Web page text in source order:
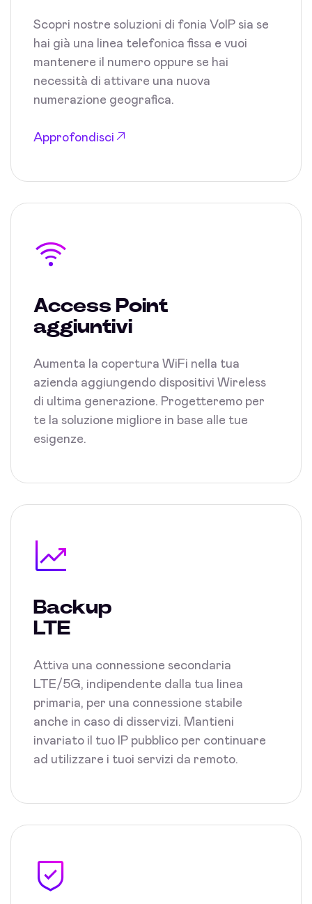
Scopri nostre soluzioni di fonia VoIP sia se
hai già una linea telefonica fissa e vuoi
mantenere il numero oppure se hai
necessità di attivare una nuova
numerazione geografica.
Approfondisci
Access Point
aggiuntivi
Aumenta la copertura WiFi nella tua
azienda aggiungendo dispositivi Wireless
di ultima generazione. Progetteremo per
te la soluzione migliore in base alle tue
esigenze.
Backup
LTE
Attiva una connessione secondaria
LTE/5G, indipendente dalla tua linea
primaria, per una connessione stabile
anche in caso di disservizi. Mantieni
invariato il tuo IP pubblico per continuare
ad utilizzare i tuoi servizi da remoto.